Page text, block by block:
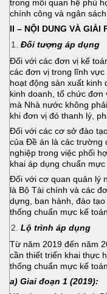
trong mối quan hệ phù
chính công và ngân
II – NỘI DUNG VÀ GIẢI
Đối tượng áp dụng
Đối với các đơn vị kế
các đơn vị trong lĩnh
hoạt động sản xuất kinh
kinh doanh, tổ chức đơn
mà Nhà nước không
khi đơn vị đó thanh lý,
Đối với các cơ sở đào
của Đề án là các trường
nghiệp trong việc phối
khai áp dụng chuẩn
Đối với cơ quan quản lý
là Bộ Tài chính và các
dựng, ban hành, đào
thống chuẩn mực kế
Lộ trình áp dụng
Từ năm 2019 đến năm
cần thiết triển khai thực
thống chuẩn mực kế
a) Giai đoạn 1 (2019):